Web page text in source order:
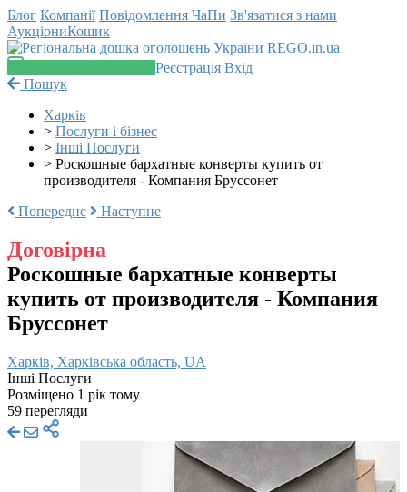
Блог Компанії Повідомлення ЧаПи Зв'язатися з нами
АукціониКошик
Реєстрація Вхід
Пошук
Харків
> Послуги і бізнес
> Інші Послуги
> Роскошные бархатные конверты купить от
производителя - Компания Бруссонет
Попереднє
Наступне
Договірна
Роскошные бархатные конверты
купить от производителя - Компания
Бруссонет
Харків, Харківська область, UA
Інші Послуги
Розміщено 1 рік тому
59 перегляди